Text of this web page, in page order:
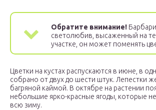
Обратите внимание!
светолюбив, высаженный на
участке, он может поменять
Цветки на кустах распускаются в июне, в
собрано от двух до шести штук. Лепестки
багряной каймой. В октябре на растении
небольшие ярко-красные ягоды, которые
всю зиму.